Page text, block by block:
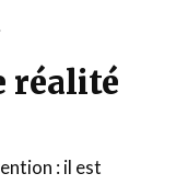
réalité
: il est